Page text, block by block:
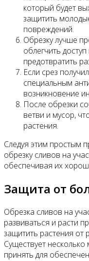
который будет
защитить
повреждений.
Обрезку лучше
облегчить
предотвратить
Если срез
специальным
возникновение
После обрезки
ветви и мусор,
растения.
Следуя этим простым
обрезку сливов на
обеспечивая их
Защита от
Обрезка сливов на
развиваться и расти
защитить растения от
Существует
принять для